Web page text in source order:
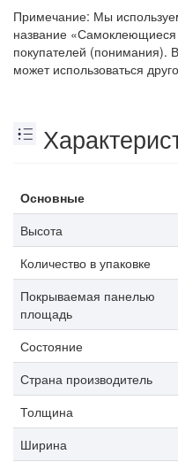
Примечание: Мы
название
покупателей (понимания).
может использоваться
Основные
Высота
Количество в упаковке
Покрываемая панелью
площадь
Состояние
Страна производитель
Толщина
Ширина